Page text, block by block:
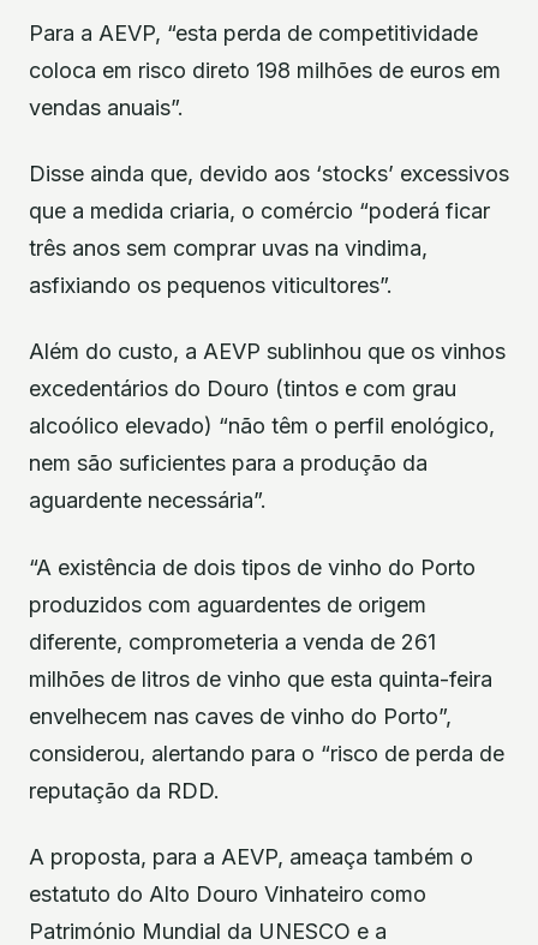
Para a AEVP, “esta perda de competitividade
coloca em risco direto 198 milhões de euros em
vendas anuais”.
Disse ainda que, devido aos ‘stocks’ excessivos
que a medida criaria, o comércio “poderá ficar
três anos sem comprar uvas na vindima,
asfixiando os pequenos viticultores”.
Além do custo, a AEVP sublinhou que os vinhos
excedentários do Douro (tintos e com grau
alcoólico elevado) “não têm o perfil enológico,
nem são suficientes para a produção da
aguardente necessária”.
“A existência de dois tipos de vinho do Porto
produzidos com aguardentes de origem
diferente, comprometeria a venda de 261
milhões de litros de vinho que esta quinta-feira
envelhecem nas caves de vinho do Porto”,
considerou, alertando para o “risco de perda de
reputação da RDD.
A proposta, para a AEVP, ameaça também o
estatuto do Alto Douro Vinhateiro como
Património Mundial da UNESCO e a